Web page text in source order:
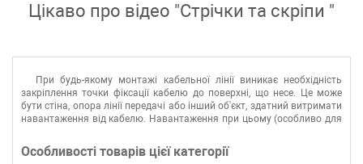
Цікаво про відео "Стрічки та скріпи "
При будь-якому монтажі кабельної лінії виникає необхідність
закріплення точки фіксації кабелю до поверхні, що несе. Це може
бути стіна, опора лінії передачі або інший об'єкт, здатний витримати
навантаження від кабелю. Навантаження при цьому (особливо для
невелика частина того, що має витримати кріплення. Ми
пропонуємо надійні монтажні елементи для будь - яких ситуацій у
Особливості товарів цієї категорії